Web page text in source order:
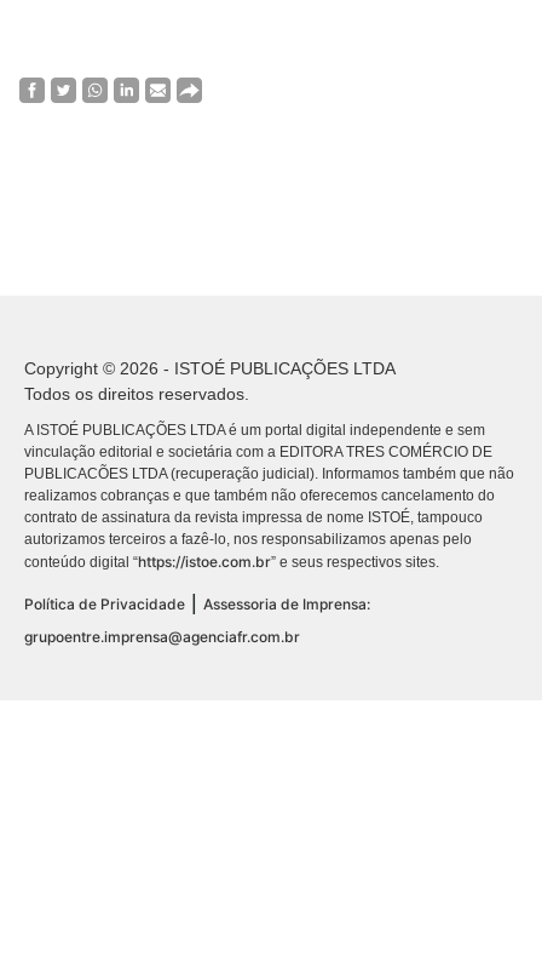
Copyright © 2026 - ISTOÉ PUBLICAÇÕES LTDA
Todos os direitos reservados.
A ISTOÉ PUBLICAÇÕES LTDA é um portal digital independente e sem
vinculação editorial e societária com a EDITORA TRES COMÉRCIO DE
PUBLICACÕES LTDA (recuperação judicial). Informamos também que não
realizamos cobranças e que também não oferecemos cancelamento do
contrato de assinatura da revista impressa de nome ISTOÉ, tampouco
autorizamos terceiros a fazê-lo, nos responsabilizamos apenas pelo
conteúdo digital “https://istoe.com.br” e seus respectivos sites.
Política de Privacidade | Assessoria de Imprensa:
grupoentre.imprensa@agenciafr.com.br